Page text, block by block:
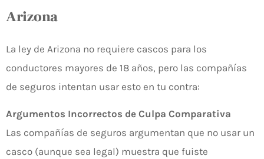
Arizona
La ley de Arizona no requiere cascos para los
conductores mayores de 18 años, pero las compañías
de seguros intentan usar esto en tu contra:
Argumentos Incorrectos de Culpa Comparativa
Las compañías de seguros argumentan que no usar un
casco (aunque sea legal) muestra que fuiste